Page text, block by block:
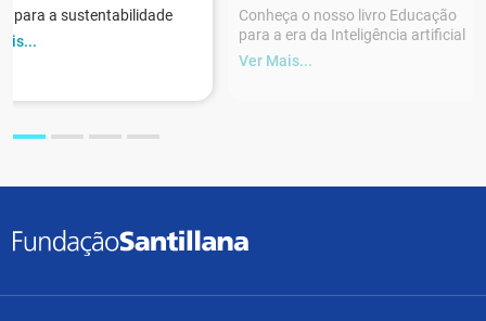
para a sustentabilidade
Conheça o nosso livro Educação
para a era da Inteligência artificial
Ver Mais...